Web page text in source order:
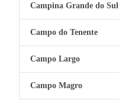
Campina Grande do Sul
Campo do Tenente
Campo Largo
Campo Magro